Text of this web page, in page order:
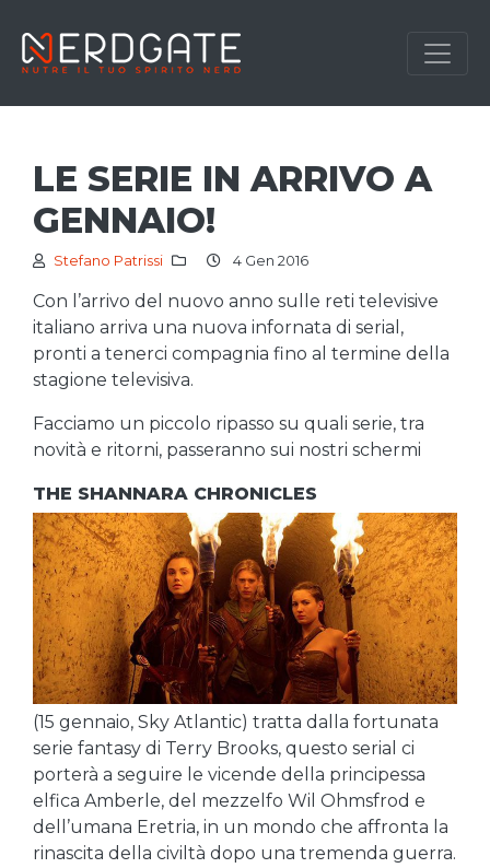
LE SERIE IN ARRIVO A
GENNAIO!
Stefano Patrissi 4 Gen 2016
Con l’arrivo del nuovo anno sulle reti televisive
italiano arriva una nuova infornata di serial,
pronti a tenerci compagnia fino al termine della
stagione televisiva.
Facciamo un piccolo ripasso su quali serie, tra
novità e ritorni, passeranno sui nostri schermi
THE SHANNARA CHRONICLES
(15 gennaio, Sky Atlantic) tratta dalla fortunata
serie fantasy di Terry Brooks, questo serial ci
porterà a seguire le vicende della principessa
elfica Amberle, del mezzelfo Wil Ohmsfrod e
dell’umana Eretria, in un mondo che affronta la
rinascita della civiltà dopo una tremenda guerra.